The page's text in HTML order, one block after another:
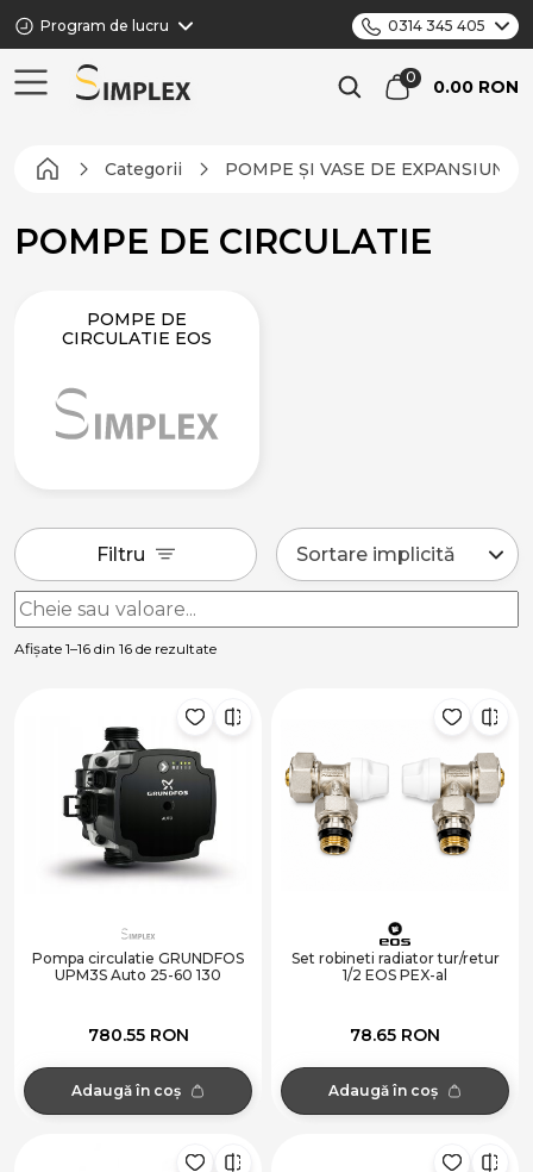
Program de lucru 0314 345 405
0.00 RON
Categorii POMPE ȘI VASE DE EXPANSIUNE
POMPE DE CIRCULATIE
POMPE DE
CIRCULATIE EOS
Afișate 1–16 din 16 de rezultate
Filtru
Pompa circulatie GRUNDFOS
UPM3S Auto 25-60 130
780.55 RON
Adaugă în coș
Set robineti radiator tur/retur
1/2 EOS PEX-al
78.65 RON
Adaugă în coș